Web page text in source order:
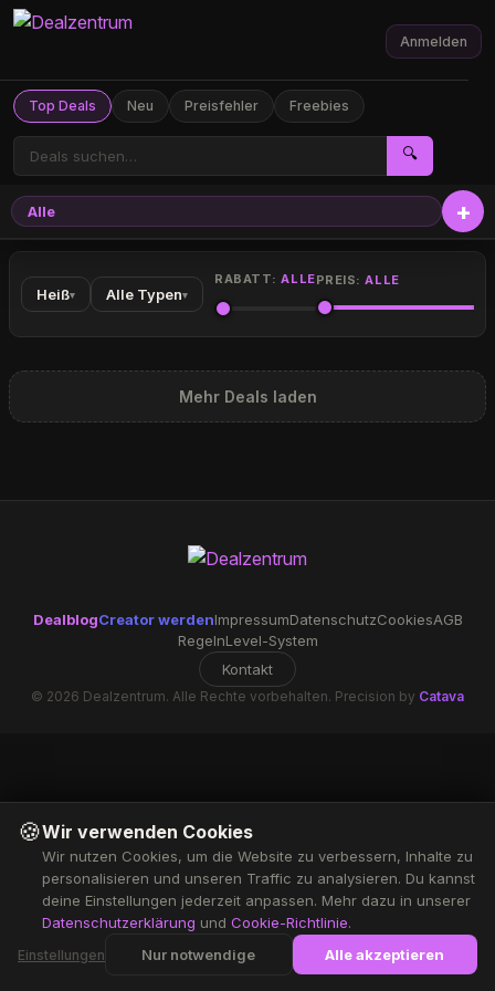
Top Deals Neu Preisfehler Freebies
🔍
Anmelden
Alle
Heiß▾ Alle Typen▾
RABATT:ALLEPREIS:ALLE
Mehr Deals laden
DealblogCreator werdenImpressumDatenschutzCookiesAGB
RegelnLevel-System
Kontakt
© 2026 Dealzentrum. Alle Rechte vorbehalten. Precision by Catava
🍪Wir verwenden Cookies
Wir nutzen Cookies, um die Website zu verbessern, Inhalte zu
personalisieren und unseren Traffic zu analysieren. Du kannst
deine Einstellungen jederzeit anpassen. Mehr dazu in unserer
Datenschutzerklärung und Cookie-Richtlinie.
Einstellungen Nur notwendige Alle akzeptieren